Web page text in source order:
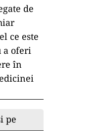
de
ce este
a oferi
în
pe